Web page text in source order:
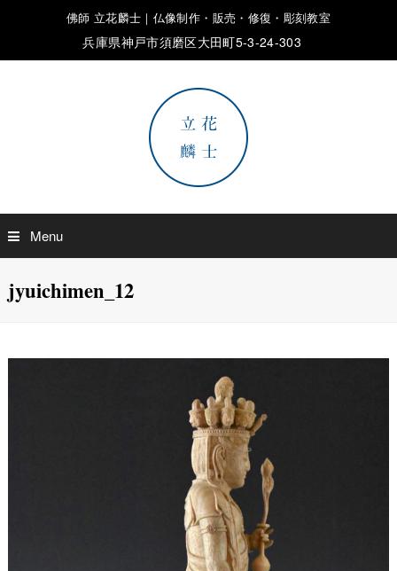
佛師 立花麟士｜仏像制作・販売・修復・彫刻教室
兵庫県神戸市須磨区大田町5-3-24-303
Menu
jyuichimen_12